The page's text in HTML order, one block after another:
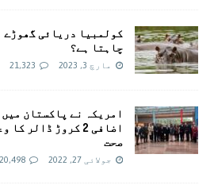
کولمبیا دریائی گھوڑے
چاہتا ہے؟
مارچ 3, 2023 21,323
امريکہ نے پاکستان
اضافی 2 کروڑ
صحت
جولائی 27, 2022 20,498